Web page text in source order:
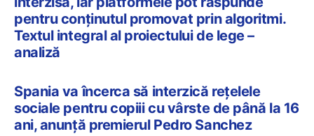
pentru conținutul promovat prin algoritmi.
Textul integral al proiectului de lege –
analiză
Spania va încerca să interzică rețelele
sociale pentru copiii cu vârste de până la 16
ani, anunță premierul Pedro Sanchez